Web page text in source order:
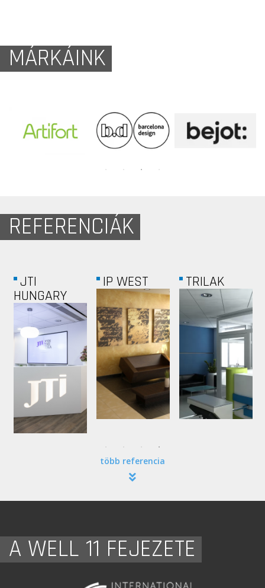
MÁRKÁINK
REFERENCIÁK
ÁRKÁD
PÉCS
INDOTEK
RÓMAI
TENISZ...
több referencia
A WELL 11 FEJEZETE